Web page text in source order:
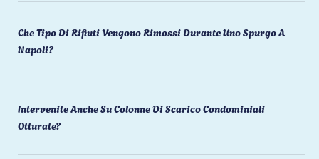
Che Tipo Di Rifiuti Vengono Rimossi Durante Uno Spurgo A
Napoli?
Intervenite Anche Su Colonne Di Scarico Condominiali
Otturate?